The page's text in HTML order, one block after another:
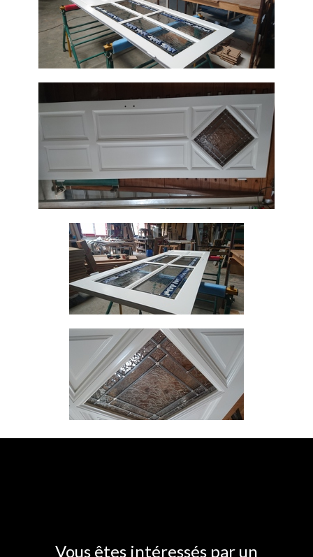
Vous êtes intéressés par un